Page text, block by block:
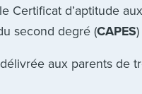
Certificat d’aptitude
second degré (CAPES
aux parents de